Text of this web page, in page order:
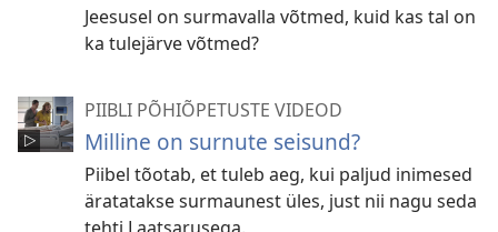
Jeesusel on surmavalla võtmed, kuid kas tal on
ka tulejärve võtmed?
PIIBLI PÕHIÕPETUSTE VIDEOD
Milline on surnute seisund?
Piibel tõotab, et tuleb aeg, kui paljud inimesed
äratatakse surmaunest üles, just nii nagu seda
tehti Laatsarusega.